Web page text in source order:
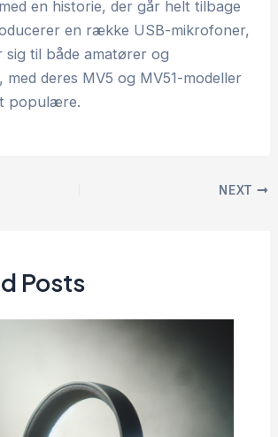
en historie, der går helt tilbage
en række USB-mikrofoner,
sig til både amatører og
med deres MV5 og MV51-modeller
populære.
NEXT
Posts